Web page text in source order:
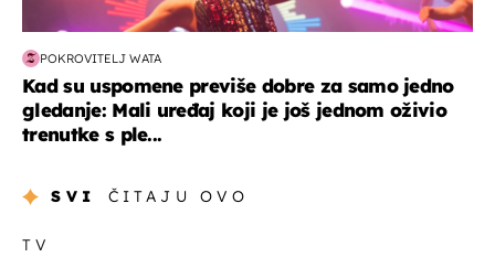
POKROVITELJ WATA
Kad su uspomene previše dobre za samo jedno
gledanje: Mali uređaj koji je još jednom oživio
trenutke s ple...
SVI ČITAJU OVO
TV